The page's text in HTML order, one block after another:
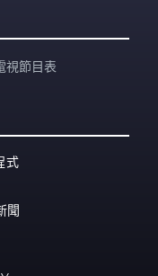
視節目表
式
聞